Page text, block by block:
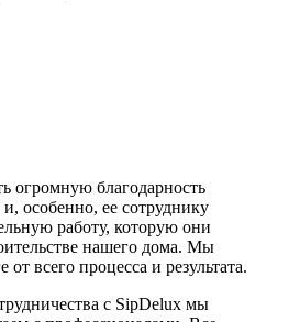
огромную благодарность
особенно, ее сотруднику
работу, которую они
нашего дома. Мы
от всего процесса и результата.
с SipDelux мы